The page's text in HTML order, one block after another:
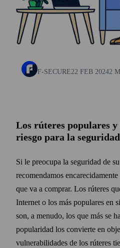
F-SECURE22 FEB 20242
Los rúteres populares y
riesgo para la seguridad
Si le preocupa la seguridad de
recomendamos
que va a comprar. Los rúteres
Internet o los más populares en
son, a menudo, los que más se
popularidad los convierte en
vulnerabilidades de los rúteres